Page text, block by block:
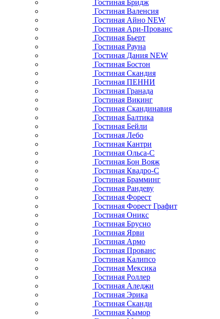
Гостиная Бридж
Гостиная Валенсия
Гостиная Айно NEW
Гостиная Ари-Прованс
Гостиная Бьерт
Гостиная Рауна
Гостиная Дания NEW
Гостиная Бостон
Гостиная Скандия
Гостиная ПЕННИ
Гостиная Гранада
Гостиная Викинг
Гостиная Скандинавия
Гостиная Балтика
Гостиная Бейли
Гостиная Лебо
Гостиная Кантри
Гостиная Ольса-С
Гостиная Бон Вояж
Гостиная Квадро-С
Гостиная Брамминг
Гостиная Рандеву
Гостиная Форест
Гостиная Форест Графит
Гостиная Оникс
Гостиная Брусно
Гостиная Ярви
Гостиная Армо
Гостиная Прованс
Гостиная Калипсо
Гостиная Мексика
Гостиная Роллер
Гостиная Аледжи
Гостиная Эрика
Гостиная Сканди
Гостиная Кымор